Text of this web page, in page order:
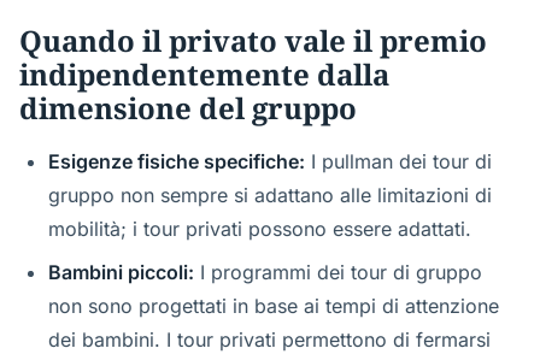
Quando il privato vale il premio
indipendentemente dalla
dimensione del gruppo
Esigenze fisiche specifiche: I pullman dei tour di
gruppo non sempre si adattano alle limitazioni di
mobilità; i tour privati possono essere adattati.
Bambini piccoli: I programmi dei tour di gruppo
non sono progettati in base ai tempi di attenzione
dei bambini. I tour privati permettono di fermarsi